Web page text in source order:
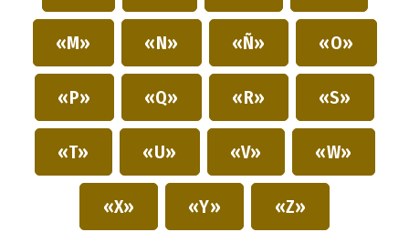
«M» «N» «Ñ» «O»
«P» «Q» «R» «S»
«T» «U» «V» «W»
«X» «Y» «Z»